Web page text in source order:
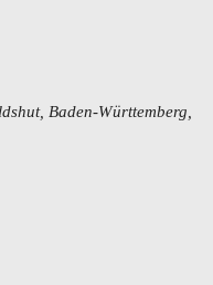
Baden-Württemberg,